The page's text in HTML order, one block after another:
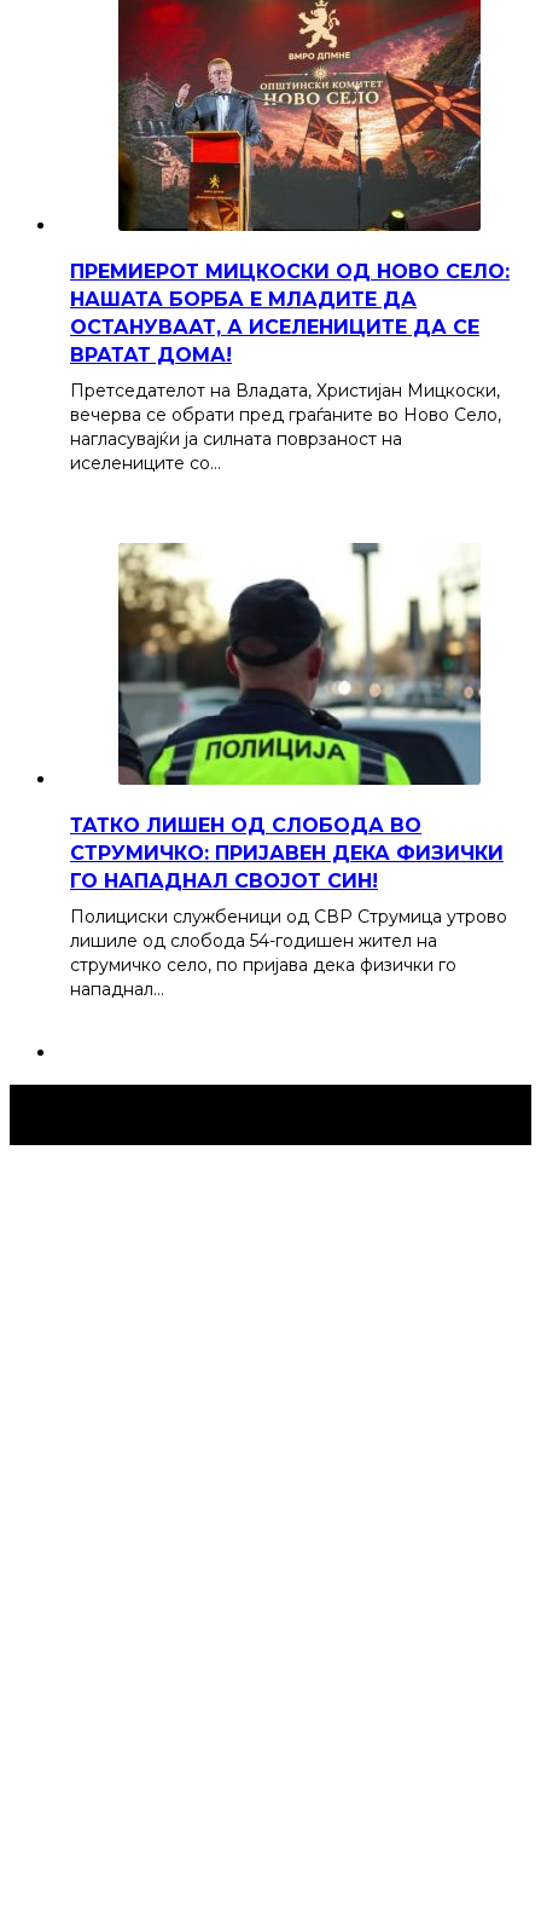
ПРЕМИЕРОТ МИЦКОСКИ ОД НОВО СЕЛО:
НАШАТА БОРБА Е МЛАДИТЕ ДА
ОСТАНУВААТ, А ИСЕЛЕНИЦИТЕ ДА СЕ
ВРАТАТ ДОМА!
Претседателот на Владата, Христијан Мицкоски,
вечерва се обрати пред граѓаните во Ново Село,
нагласувајќи ја силната поврзаност на
иселениците со…
ТАТКО ЛИШЕН ОД СЛОБОДА ВО
СТРУМИЧКО: ПРИЈАВЕН ДЕКА ФИЗИЧКИ
ГО НАПАДНАЛ СВОЈОТ СИН!
Полициски службеници од СВР Струмица утрово
лишиле од слобода 54-годишен жител на
струмичко село, по пријава дека физички го
нападнал…